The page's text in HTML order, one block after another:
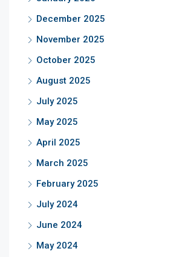
December 2025
November 2025
October 2025
August 2025
July 2025
May 2025
April 2025
March 2025
February 2025
July 2024
June 2024
May 2024